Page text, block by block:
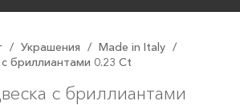
/ Украшения / Made in Italy /
бриллиантами 0.23 Ct
с бриллиантами